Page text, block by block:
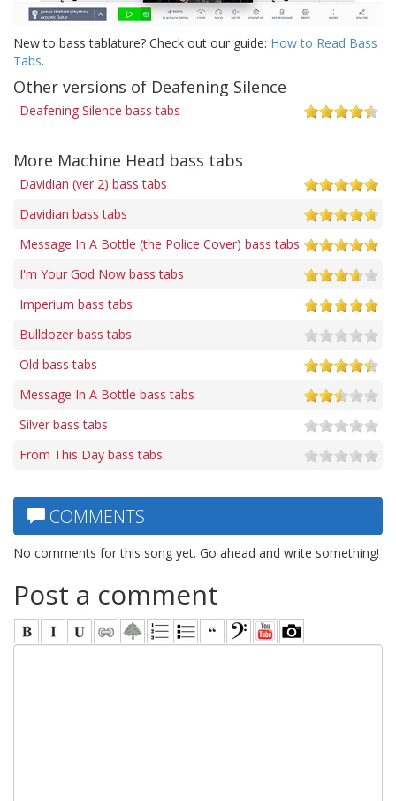
New to bass tablature? Check out our guide: How to Read Bass
Tabs.
Other versions of Deafening Silence
Deafening Silence bass tabs
More Machine Head bass tabs
Davidian (ver 2) bass tabs
Davidian bass tabs
Message In A Bottle (the Police Cover) bass tabs
I'm Your God Now bass tabs
Imperium bass tabs
Bulldozer bass tabs
Old bass tabs
Message In A Bottle bass tabs
Silver bass tabs
From This Day bass tabs
COMMENTS
No comments for this song yet. Go ahead and write something!
Post a comment